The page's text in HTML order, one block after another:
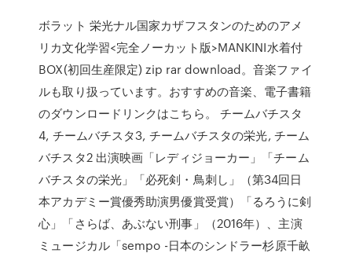
ボラット 栄光ナル国家カザフスタンのためのアメ
リカ文化学習<完全ノーカット版>MANKINI水着付
BOX(初回生産限定) zip rar download。音楽ファイ
ルも取り扱っています。おすすめの音楽、電子書籍
のダウンロードリンクはこちら。 チームバチスタ
4, チームバチスタ3, チームバチスタの栄光, チーム
バチスタ2 出演映画「レディジョーカー」「チーム
バチスタの栄光」「必死剣・鳥刺し」（第34回日
本アカデミー賞優秀助演男優賞受賞）「るろうに剣
心」「さらば、あぶない刑事」（2016年）、主演
ミュージカル「sempo -日本のシンドラー杉原千畝